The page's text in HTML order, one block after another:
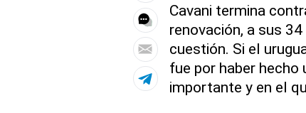
Cavani termina
renovación, a sus
cuestión. Si el
fue por haber hecho
importante y en el